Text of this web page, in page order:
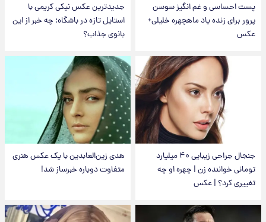
پست احساسی و غم انگیز سوسن
پرور برای زنده یاد ماهچهره خلیلی+
عکس
جدیدترین عکس نیکی کریمی با
استایل تازه در باشگاه؛ چه خبر از این
بانوی جذاب؟
جنجال جراحی زیبایی ۴۰ میلیارد
تومانی خواننده زن | چهره او چه
تغییری کرد؟ | عکس
هدی زین‌العابدین با یک عکس هنری
متفاوت دوباره خبرساز شد!